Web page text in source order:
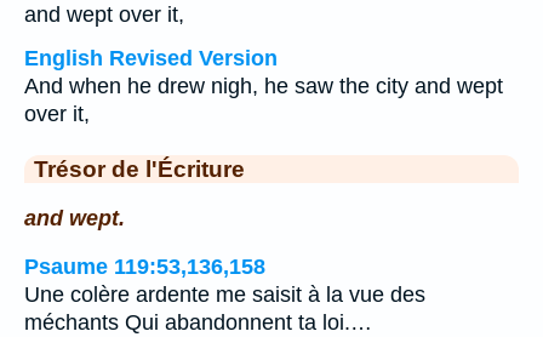
and wept over it,
English Revised Version
And when he drew nigh, he saw the city and wept
over it,
Trésor de l'Écriture
and wept.
Psaume 119:53,136,158
Une colère ardente me saisit à la vue des
méchants Qui abandonnent ta loi.…